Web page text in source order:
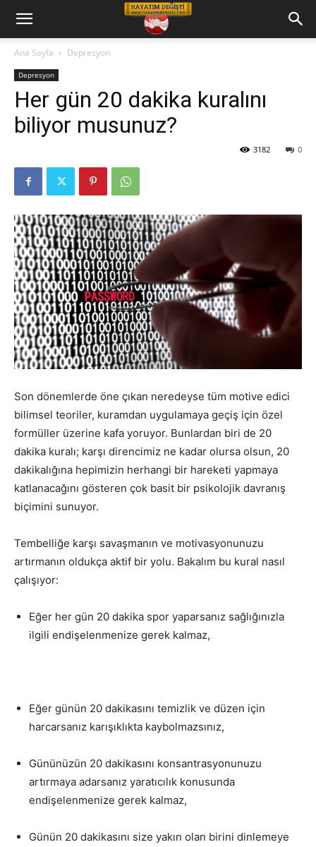
Hayatım
Değişti
leri
Ana Sayfa Depresyon
Depresyon
Her gün 20 dakika kuralını
biliyor musunuz?
0
3182
Son dönemlerde öne çıkan neredeyse tüm motive edici
bilimsel teoriler, kuramdan uygulamaya geçiş için özel
formüller üzerine kafa yoruyor. Bunlardan biri de 20
dakika kuralı; karşı direncimiz ne kadar olursa olsun, 20
dakikalığına hepimizin herhangi bir hareketi yapmaya
katlanacağını gösteren çok basit bir psikolojik davranış
biçimini sunuyor.
Tembelliğe karşı savaşmanın ve motivasyonunuzu
artırmanın oldukça aktif bir yolu. Bakalım bu kural nasıl
çalışıyor:
Eğer her gün 20 dakika spor yaparsanız sağlığınızla
ilgili endişelenmenize gerek kalmaz,
Eğer günün 20 dakikasını temizlik ve düzen için
harcarsanız karışıklıkta kaybolmazsınız,
Gününüzün 20 dakikasını konsantrasyonunuzu
artırmaya adarsanız yaratıcılık konusunda
endişelenmenize gerek kalmaz,
Günün 20 dakikasını size yakın olan birini dinlemeye